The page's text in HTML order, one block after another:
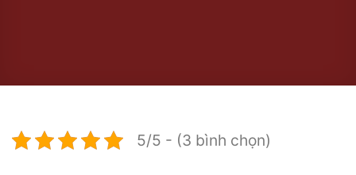
5/5 - (3 bình chọn)